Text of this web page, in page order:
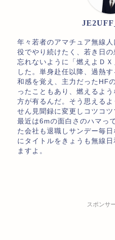
年々若者のアマチュア無線
役でやり続けたく、若き日
忘れないように「燃えよＤ
した。単身赴任以降、過熱
和感を覚え、主力だったHF
ったこともあり、燃えるよ
方が有るんだ。そう思える
せん見聞録に変更しコツコツ
最近は6mの面白さのハマっ
た会社も退職しサンデー毎
にタイトルをきょうも無線
ますよ。
スポンサ